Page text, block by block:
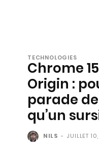
TECHNOLOGIES
Chrome
Origin :
parade
qu’un
NILS - JUILLET